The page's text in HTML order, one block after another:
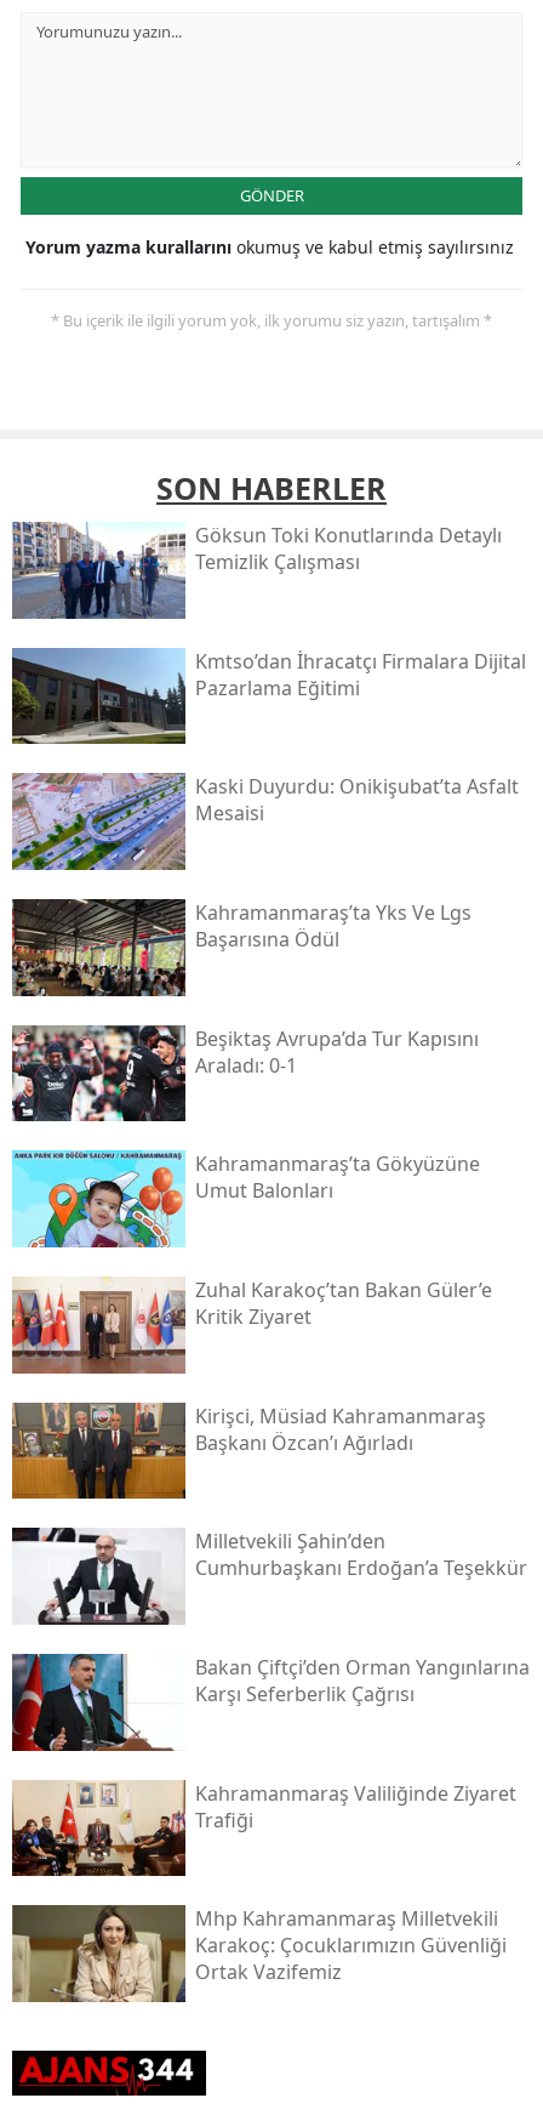
GÖNDER
Yorum yazma kurallarını okumuş ve kabul etmiş sayılırsınız
* Bu içerik ile ilgili yorum yok, ilk yorumu siz yazın, tartışalım *
SON HABERLER
Göksun Toki̇ Konutlarında Detaylı
Temizlik Çalışması
Kmtso’dan İhracatçı Firmalara Dijital
Pazarlama Eğitimi
Kaski̇ Duyurdu: Onikişubat’ta Asfalt
Mesaisi
Kahramanmaraş’ta Yks Ve Lgs
Başarısına Ödül
Beşiktaş Avrupa’da Tur Kapısını
Araladı: 0-1
Kahramanmaraş’ta Gökyüzüne
Umut Balonları
Zuhal Karakoç’tan Bakan Güler’e
Kritik Ziyaret
Kirişci, Müsi̇ad Kahramanmaraş
Başkanı Özcan’ı Ağırladı
Milletvekili Şahin’den
Cumhurbaşkanı Erdoğan’a Teşekkür
Bakan Çiftçi’den Orman Yangınlarına
Karşı Seferberlik Çağrısı
Kahramanmaraş Valiliğinde Ziyaret
Trafiği
Mhp Kahramanmaraş Milletvekili
Karakoç: Çocuklarımızın Güvenliği
Ortak Vazifemiz